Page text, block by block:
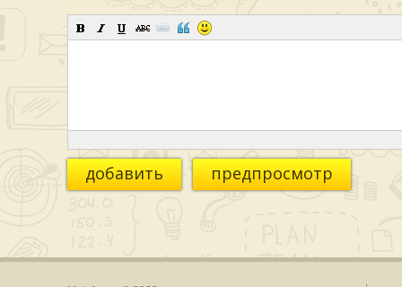
добавить предпросмотр